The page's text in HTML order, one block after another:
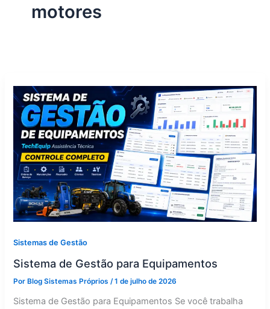
motores
Sistemas de Gestão
Sistema de Gestão para Equipamentos
PorBlog Sistemas Próprios/1 de julho de 2026
Sistema de Gestão para Equipamentos Se você trabalha